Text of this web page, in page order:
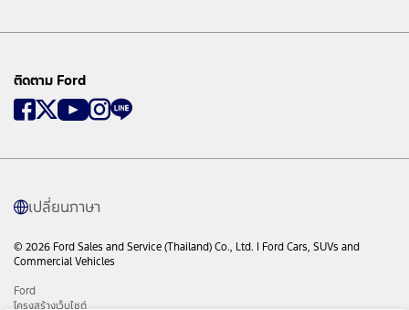
ติดตาม Ford
เปลี่ยนภาษา
© 2026 Ford Sales and Service (Thailand) Co., Ltd. I Ford Cars, SUVs and
Commercial Vehicles
Ford
โครงสร้างเว็บไซต์